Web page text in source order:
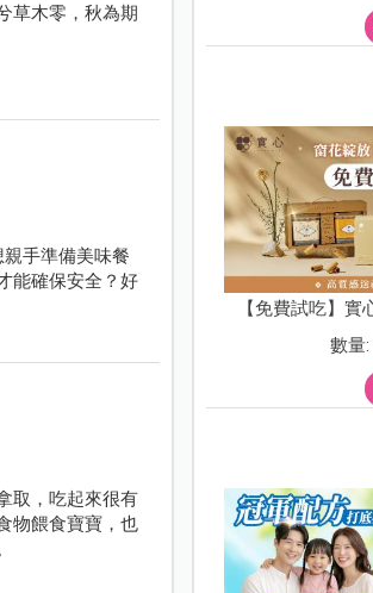
草木零，秋為期
手準備美味餐
能確保安全？好
取，吃起來很有
物餵食寶寶，也
【免費試吃】
數量